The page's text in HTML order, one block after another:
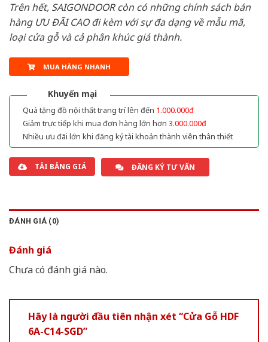
Trên hết, SAIGONDOOR còn có những chính sách bán
hàng ƯU ĐÃI CAO đi kèm với sự đa dạng về mẫu mã,
loại cửa gỗ và cả phân khúc giá thành.
MUA HÀNG NHANH
Khuyến mại
Quà tặng đồ nội thất trang trí lên đến 1.000.000đ
Giảm trực tiếp khi mua đơn hàng lớn hơn 3.000.000đ
Nhiều ưu đãi lớn khi đăng ký tài khoản thành viên thân thiết
TẢI BẢNG GIÁ ĐĂNG KÝ TƯ VẤN
ĐÁNH GIÁ (0)
Đánh giá
Chưa có đánh giá nào.
Hãy là người đầu tiên nhận xét “Cửa Gỗ HDF
6A-C14-SGD”